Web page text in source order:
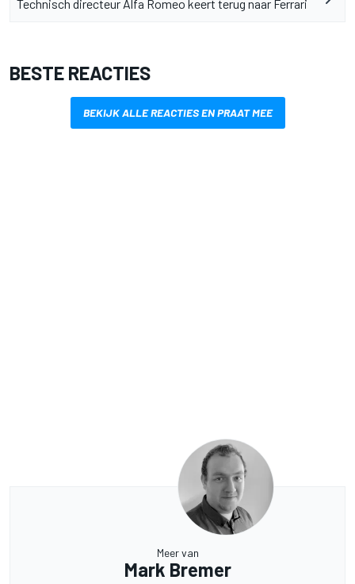
Technisch directeur Alfa Romeo keert terug naar Ferrari
BESTE REACTIES
BEKIJK ALLE REACTIES EN PRAAT MEE
Meer van
Mark Bremer